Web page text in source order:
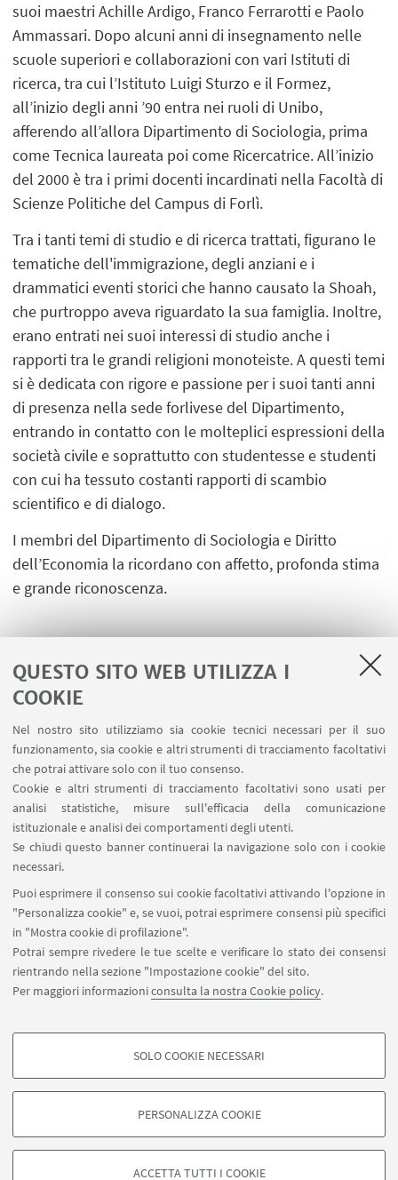
QUESTO SITO WEB UTILIZZA I
COOKIE
Nel nostro sito utilizziamo sia cookie tecnici necessari per il suo
funzionamento, sia cookie e altri strumenti di tracciamento facoltativi
che potrai attivare solo con il tuo consenso.
Cookie e altri strumenti di tracciamento facoltativi sono usati per
analisi statistiche, misure sull'efficacia della comunicazione
istituzionale e analisi dei comportamenti degli utenti.
Se chiudi questo banner continuerai la navigazione solo con i cookie
necessari.
Puoi esprimere il consenso sui cookie facoltativi attivando l'opzione in
"Personalizza cookie" e, se vuoi, potrai esprimere consensi più specifici
in "Mostra cookie di profilazione".
Potrai sempre rivedere le tue scelte e verificare lo stato dei consensi
rientrando nella sezione "Impostazione cookie" del sito.
Per maggiori informazioniconsulta la nostra Cookie policy.
COOKIE DI PROFILAZIONE - FACOLTATIVI
degli utenti, creare profili in base al loro comportamento sul sito, per analisi
di marketing.
SOLO COOKIE NECESSARI
PERSONALIZZA COOKIE
ACCETTA TUTTI I COOKIE
suoi maestri Achille Ardigo, Franco Ferrarotti e Paolo
Ammassari. Dopo alcuni anni di insegnamento nelle
scuole superiori e collaborazioni con vari Istituti di
ricerca, tra cui l’Istituto Luigi Sturzo e il Formez,
all’inizio degli anni ’90 entra nei ruoli di Unibo,
afferendo all’allora Dipartimento di Sociologia, prima
come Tecnica laureata poi come Ricercatrice. All’inizio
del 2000 è tra i primi docenti incardinati nella Facoltà di
Scienze Politiche del Campus di Forlì.
Tra i tanti temi di studio e di ricerca trattati, figurano le
tematiche dell'immigrazione, degli anziani e i
drammatici eventi storici che hanno causato la Shoah,
che purtroppo aveva riguardato la sua famiglia. Inoltre,
erano entrati nei suoi interessi di studio anche i
rapporti tra le grandi religioni monoteiste. A questi temi
si è dedicata con rigore e passione per i suoi tanti anni
di presenza nella sede forlivese del Dipartimento,
entrando in contatto con le molteplici espressioni della
società civile e soprattutto con studentesse e studenti
con cui ha tessuto costanti rapporti di scambio
scientifico e di dialogo.
I membri del Dipartimento di Sociologia e Diritto
dell’Economia la ricordano con affetto, profonda stima
e grande riconoscenza.
Contatti
Area riservata
SEGUI IL DIPARTIMENTO SU:
SEGUI UNIBO SU:
APP:
©Copyright 2026 - ALMA MATER STUDIORUM - Università di
Bologna - Via Zamboni, 33 - 40126 Bologna - PI: 01131710376 - CF:
80007010376
Privacy
Note legali
Informazioni sul sito e accessibilità
Impostazioni Cookie